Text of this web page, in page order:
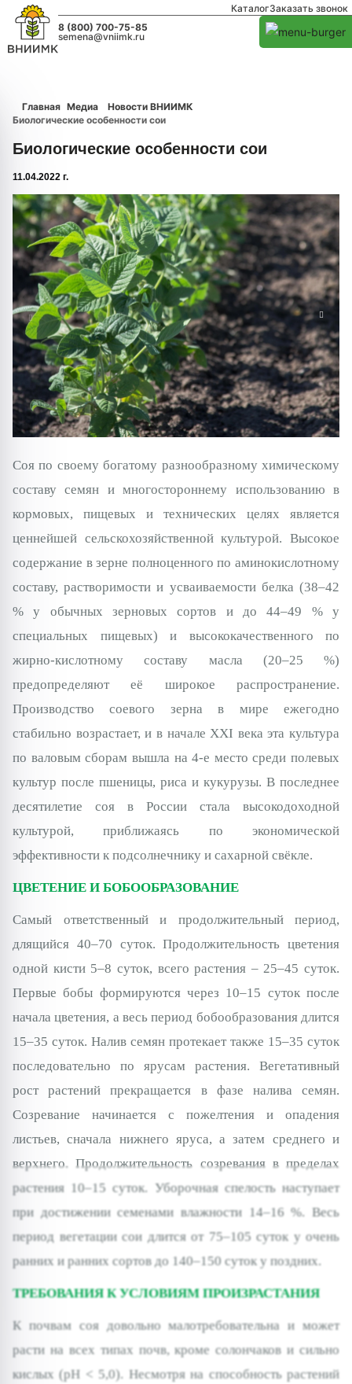
КаталогЗаказать звонок
8 (800) 700-75-85
semena@vniimk.ru
Главная Медиа
Новости ВНИИМК
Биологические особенности сои
Биологические особенности сои
11.04.2022 г.
1/0
Соя по своему богатому разнообразному химическому
составу семян и многостороннему использованию в
кормовых, пищевых и технических целях является
ценнейшей сельскохозяйственной культурой. Высокое
содержание в зерне полноценного по аминокислотному
составу, растворимости и усваиваемости белка (38–42
% у обычных зерновых сортов и до 44–49 % у
специальных пищевых) и высококачественного по
жирно-кислотному составу масла (20–25 %)
предопределяют её широкое распространение.
Производство соевого зерна в мире ежегодно
стабильно возрастает, и в начале XXI века эта культура
по валовым сборам вышла на 4-е место среди полевых
культур после пшеницы, риса и кукурузы. В последнее
десятилетие соя в России стала высокодоходной
культурой, приближаясь по экономической
эффективности к подсолнечнику и сахарной свёкле.
ЦВЕТЕНИЕ И БОБООБРАЗОВАНИЕ
Самый ответственный и продолжительный период,
длящийся 40–70 суток. Продолжительность цветения
одной кисти 5–8 суток, всего растения – 25–45 суток.
Первые бобы формируются через 10–15 суток после
начала цветения, а весь период бобообразования длится
15–35 суток. Налив семян протекает также 15–35 суток
последовательно по ярусам растения. Вегетативный
рост растений прекращается в фазе налива семян.
Созревание начинается с пожелтения и опадения
листьев, сначала нижнего яруса, а затем среднего и
верхнего. Продолжительность созревания в пределах
растения 10–15 суток. Уборочная спелость наступает
при достижении семенами влажности 14–16 %. Весь
период вегетации сои длится от 75–105 суток у очень
ранних и ранних сортов до 140–150 суток у поздних.
ТРЕБОВАНИЯ К УСЛОВИЯМ ПРОИЗРАСТАНИЯ
К почвам соя довольно малотребовательна и может
расти на всех типах почв, кроме солончаков и сильно
кислых (рН < 5,0). Несмотря на способность растений